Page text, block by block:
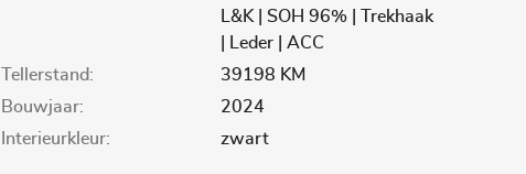
L&K | SOH 96% | Trekhaak
| Leder | ACC
Tellerstand:
39198 KM
Bouwjaar:
2024
Interieurkleur: zwart